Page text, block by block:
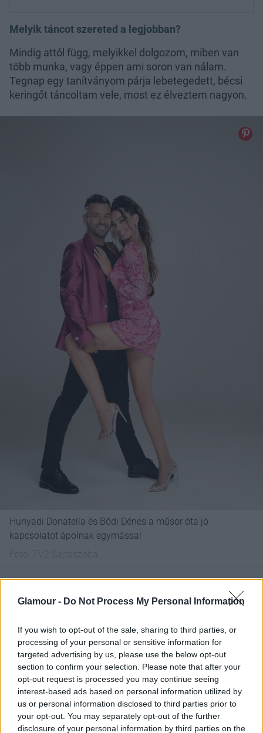
Glamour - Do Not Process My Personal Information
If you wish to opt-out of the sale, sharing to third parties, or
processing of your personal or sensitive information for
targeted advertising by us, please use the below opt-out
section to confirm your selection. Please note that after your
opt-out request is processed you may continue seeing
interest-based ads based on personal information utilized by
us or personal information disclosed to third parties prior to
your opt-out. You may separately opt-out of the further
disclosure of your personal information by third parties on the
Melyik táncot szereted a legjobban?
Mindig attól függ, melyikkel dolgozom, miben van
több munka, vagy éppen ami soron van nálam.
Tegnap egy tanítványom párja lebetegedett, bécsi
keringőt táncoltam vele, most ez élveztem nagyon.
Hunyadi Donatella és Bődi Dénes a műsor óta jó
kapcsolatot ápolnak egymással
közismert nőt tanítasz táncolni? Az ország
Donatellát...
Nagyobb a nyomás, ha közismert nőt kell
megtanítani táncolni. Többmillió ember látja, amikor
feltűnik a képernyőn, és értékeli a tudását, a
munkámat.A felkészülés minden esetben nagyon
egyszerű volt, mert mindketten nagyon akarták
csinálni, és jól kijöttünk egymással. Nem volt nehéz